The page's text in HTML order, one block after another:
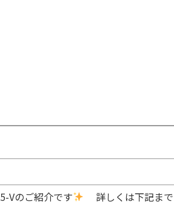
Vのご紹介です 詳しくは下記まで